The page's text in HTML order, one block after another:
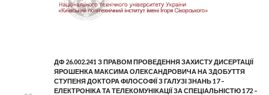
ДФ 26.002.241 З ПРАВОМ ПРОВЕДЕННЯ ЗАХИСТУ ДИСЕРТАЦІЇ
ЯРОШЕНКА МАКСИМА ОЛЕКСАНДРОВИЧА НА ЗДОБУТТЯ
СТУПЕНЯ ДОКТОРА ФІЛОСОФІЇ З ГАЛУЗІ ЗНАНЬ 17 –
ЕЛЕКТРОНІКА ТА ТЕЛЕКОМУНІКАЦІЇ ЗА СПЕЦІАЛЬНІСТЮ 172 –